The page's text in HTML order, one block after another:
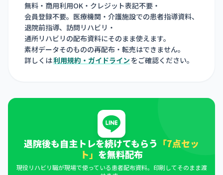
無料・商用利用OK・クレジット表記不要・
会員登録不要。医療機関・介護施設での患者指導資料、
退院前指導、訪問リハビリ・
通所リハビリの配布資料にそのまま使えます。
素材データそのものの再配布・転売はできません。
詳しくは利用規約・ガイドライン をご確認ください。
退院後も自主トレを続けてもらう 「7点セッ
ト」 を無料配布
現役リハビリ職が現場で使っている患者配布資料。印刷してそのまま渡